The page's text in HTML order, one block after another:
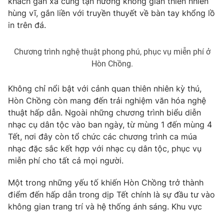
hùng vĩ, gắn liền với truyền thuyết về bàn tay khổng lồ
in trên đá.
Chương trình nghệ thuật phong phú, phục vụ miễn phí ở
Hòn Chồng.
Không chỉ nổi bật với cảnh quan thiên nhiên kỳ thú,
Hòn Chồng còn mang đến trải nghiệm văn hóa nghệ
thuật hấp dẫn. Ngoài những chương trình biểu diễn
nhạc cụ dân tộc vào ban ngày, từ mùng 1 đến mùng 4
Tết, nơi đây còn tổ chức các chương trình ca múa
nhạc đặc sắc kết hợp với nhạc cụ dân tộc, phục vụ
miễn phí cho tất cả mọi người.
Một trong những yếu tố khiến Hòn Chồng trở thành
điểm đến hấp dẫn trong dịp Tết chính là sự đầu tư vào
không gian trang trí và hệ thống ánh sáng. Khu vực